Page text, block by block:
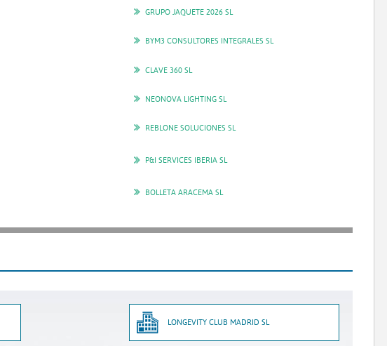
GRUPO JAQUETE 2026 SL
BYM3 CONSULTORES INTEGRALES SL
CLAVE 360 SL
NEONOVA LIGHTING SL
REBLONE SOLUCIONES SL
P&I SERVICES IBERIA SL
BOLLETA ARACEMA SL
LONGEVITY CLUB MADRID SL